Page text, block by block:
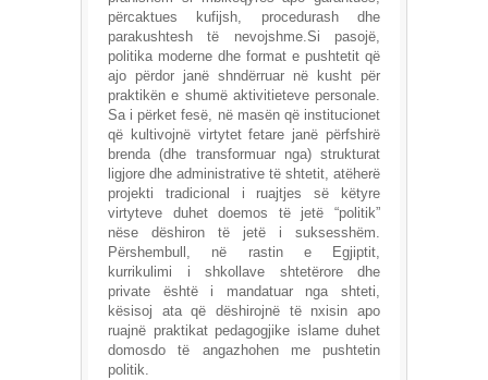
përcaktues kufijsh, procedurash dhe
parakushtesh të nevojshme.Si pasojë,
politika moderne dhe format e pushtetit që
ajo përdor janë shndërruar në kusht për
praktikën e shumë aktivitieteve personale.
Sa i përket fesë, në masën që institucionet
që kultivojnë virtytet fetare janë përfshirë
brenda (dhe transformuar nga) strukturat
ligjore dhe administrative të shtetit, atëherë
projekti tradicional i ruajtjes së këtyre
virtyteve duhet doemos të jetë “politik”
nëse dëshiron të jetë i suksesshëm.
Përshembull, në rastin e Egjiptit,
kurrikulimi i shkollave shtetërore dhe
private është i mandatuar nga shteti,
kësisoj ata që dëshirojnë të nxisin apo
ruajnë praktikat pedagogjike islame duhet
domosdo të angazhohen me pushtetin
politik.